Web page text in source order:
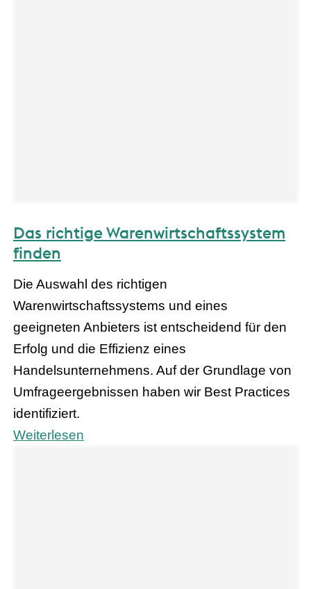
Das richtige Warenwirtschaftssystem
finden
Die Auswahl des richtigen
Warenwirtschaftssystems und eines
geeigneten Anbieters ist entscheidend für den
Erfolg und die Effizienz eines
Handelsunternehmens. Auf der Grundlage von
Umfrageergebnissen haben wir Best Practices
identifiziert.
Weiterlesen